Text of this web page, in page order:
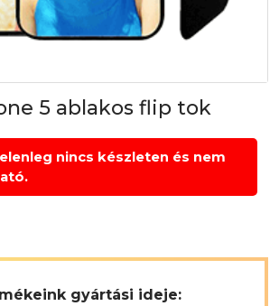
5 ablakos flip tok
nincs készleten és nem
gyártási ideje: